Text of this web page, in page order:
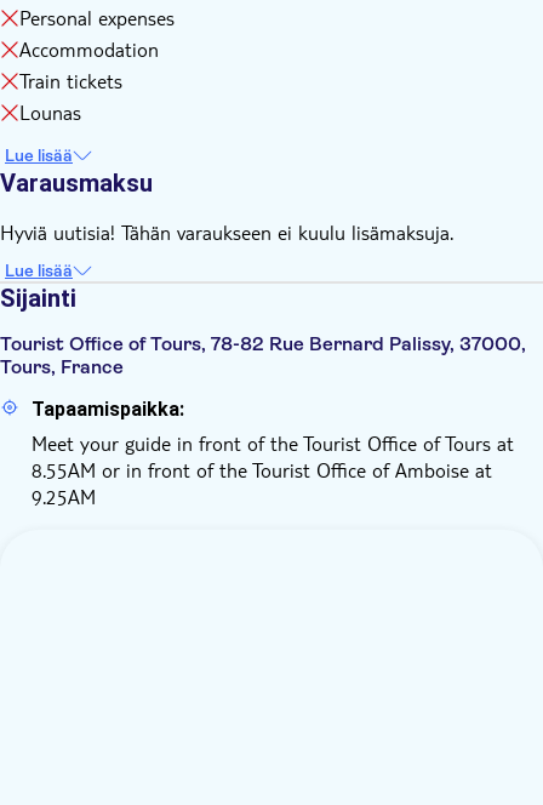
Personal expenses
Accommodation
Train tickets
Lounas
Lue lisää
Varausmaksu
Hyviä uutisia! Tähän varaukseen ei kuulu lisämaksuja.
Lue lisää
Sijainti
Tourist Office of Tours, 78-82 Rue Bernard Palissy, 37000,
Tours, France
Tapaamispaikka:
Meet your guide in front of the Tourist Office of Tours at
8.55AM or in front of the Tourist Office of Amboise at
9.25AM